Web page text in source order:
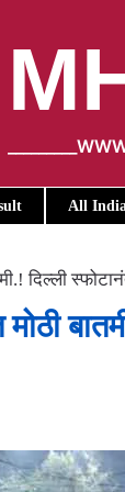
All
दिल्ली